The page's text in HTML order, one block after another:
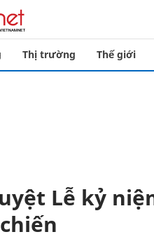
Thị trường Thế giới
Lễ kỷ